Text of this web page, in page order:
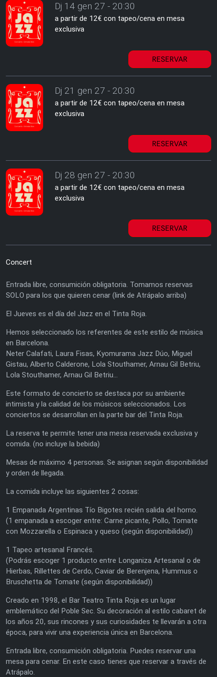
Dj 14 gen 27 - 20:30
a partir de 12€ con tapeo/cena en mesa
exclusiva
RESERVAR
Dj 21 gen 27 - 20:30
a partir de 12€ con tapeo/cena en mesa
exclusiva
RESERVAR
Dj 28 gen 27 - 20:30
a partir de 12€ con tapeo/cena en mesa
exclusiva
RESERVAR
Concert
Entrada libre, consumición obligatoria. Tomamos reservas
SOLO para los que quieren cenar (link de Atrápalo arriba)
El Jueves es el día del Jazz en el Tinta Roja.
Hemos seleccionado los referentes de este estilo de música
en Barcelona.
Neter Calafati, Laura Fisas, Kyomurama Jazz Dúo, Miguel
Gistau, Alberto Calderone, Lola Stouthamer, Arnau Gil Betriu,
Lola Stouthamer, Arnau Gil Betriu...
Este formato de concierto se destaca por su ambiente
intimista y la calidad de los músicos seleccionados. Los
conciertos se desarrollan en la parte bar del Tinta Roja.
La reserva te permite tener una mesa reservada exclusiva y
comida. (no incluye la bebida)
Mesas de máximo 4 personas. Se asignan según disponibilidad
y orden de llegada.
La comida incluye las siguientes 2 cosas:
1 Empanada Argentinas Tío Bigotes recién salida del horno.
(1 empanada a escoger entre: Carne picante, Pollo, Tomate
con Mozzarella o Espinaca y queso (según disponibilidad))
1 Tapeo artesanal Francés.
(Podrás escoger 1 producto entre Longaniza Artesanal o de
Hierbas, Rillettes de Cerdo, Caviar de Berenjena, Hummus o
Bruschetta de Tomate (según disponibilidad))
Creado en 1998, el Bar Teatro Tinta Roja es un lugar
emblemático del Poble Sec. Su decoración al estilo cabaret de
los años 20, sus rincones y sus curiosidades te llevarán a otra
época, para vivir una experiencia única en Barcelona.
Entrada libre, consumición obligatoria. Puedes reservar una
mesa para cenar. En este caso tienes que reservar a través de
Atrápalo.